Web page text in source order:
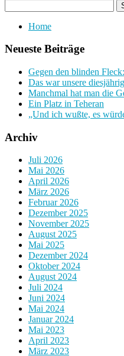
Home
Neueste Beiträge
Gegen den blinden
Das war unsere
Manchmal hat man die
Ein Platz in Teheran
„Und ich wußte, es
Archiv
Juli 2026
Mai 2026
April 2026
März 2026
Februar 2026
Dezember 2025
November 2025
August 2025
Mai 2025
Dezember 2024
Oktober 2024
August 2024
Juli 2024
Juni 2024
Mai 2024
Januar 2024
Mai 2023
April 2023
März 2023